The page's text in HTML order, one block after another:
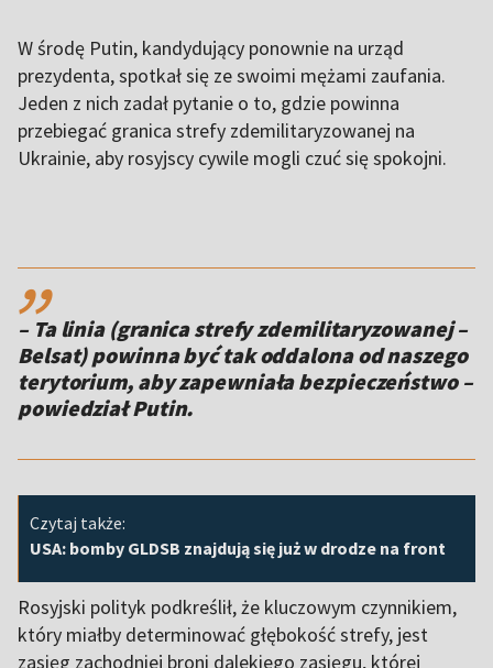
W środę Putin, kandydujący ponownie na urząd
prezydenta, spotkał się ze swoimi mężami zaufania.
Jeden z nich zadał pytanie o to, gdzie powinna
przebiegać granica strefy zdemilitaryzowanej na
Ukrainie, aby rosyjscy cywile mogli czuć się spokojni.
,,
– Ta linia (granica strefy zdemilitaryzowanej –
Belsat) powinna być tak oddalona od naszego
terytorium, aby zapewniała bezpieczeństwo –
powiedział Putin.
Czytaj także:
USA: bomby GLDSB znajdują się już w drodze na front
Rosyjski polityk podkreślił, że kluczowym czynnikiem,
który miałby determinować głębokość strefy, jest
zasięg zachodniej broni dalekiego zasięgu, której